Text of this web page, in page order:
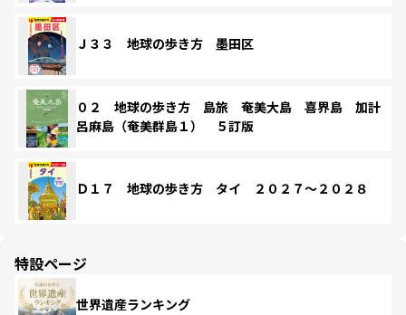
Ｊ３３ 地球の歩き方 墨田区
０２ 地球の歩き方 島旅 奄美大島 喜界島 加計
呂麻島（奄美群島１） ５訂版
Ｄ１７ 地球の歩き方 タイ ２０２７～２０２８
特設ページ
世界遺産ランキング